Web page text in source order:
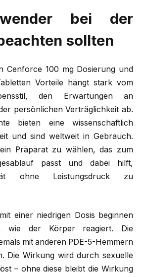
bei der
sollten
Cenforce 100 mg Dosierung und
Vorteile hängt stark vom
den Erwartungen an
persönlichen Verträglichkeit ab.
bieten eine wissenschaftlich
und sind weltweit in Gebrauch.
Präparat zu wählen, das zum
passt und dabei hilft,
ohne Leistungsdruck zu
einer niedrigen Dosis beginnen
wie der Körper reagiert. Die
mit anderen PDE-5-Hemmern
Die Wirkung wird durch sexuelle
– ohne diese bleibt die Wirkung